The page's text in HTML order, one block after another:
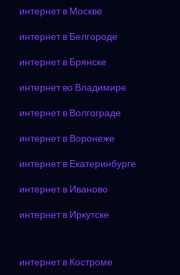
интернет в Москве
интернет в Белгороде
интернет в Брянске
интернет во Владимире
интернет в Волгограде
интернет в Воронеже
интернет в Екатеринбурге
интернет в Иваново
интернет в Иркутске
интернет в Костроме